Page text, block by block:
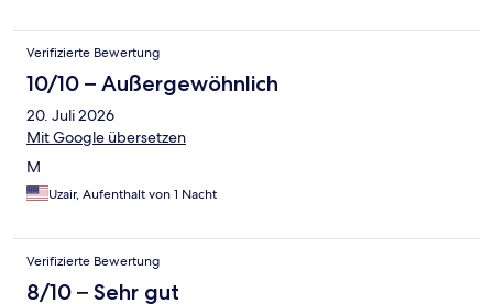
Verifizierte Bewertung
10/10 – Außergewöhnlich
20. Juli 2026
Mit Google übersetzen
M
Uzair, Aufenthalt von 1 Nacht
Verifizierte Bewertung
8/10 – Sehr gut